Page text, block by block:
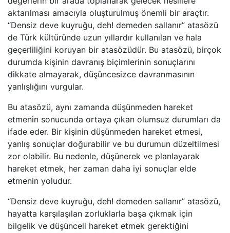
aktarılması amacıyla oluşturulmuş önemli bir araçtır.
“Densiz deve kuyruğu, deh! demeden sallanır” atasözü
de Türk kültüründe uzun yıllardır kullanılan ve hala
geçerliliğini koruyan bir atasözüdür. Bu atasözü, birçok
durumda kişinin davranış biçimlerinin sonuçlarını
dikkate almayarak, düşüncesizce davranmasının
yanlışlığını vurgular.
Bu atasözü, aynı zamanda düşünmeden hareket
etmenin sonucunda ortaya çıkan olumsuz durumları da
ifade eder. Bir kişinin düşünmeden hareket etmesi,
yanlış sonuçlar doğurabilir ve bu durumun düzeltilmesi
zor olabilir. Bu nedenle, düşünerek ve planlayarak
hareket etmek, her zaman daha iyi sonuçlar elde
etmenin yoludur.
“Densiz deve kuyruğu, deh! demeden sallanır” atasözü,
hayatta karşılaşılan zorluklarla başa çıkmak için
bilgelik ve düşünceli hareket etmek gerektiğini